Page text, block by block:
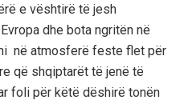
e vështirë të jesh
dhe bota ngritën në
në atmosferë feste flet për
që shqiptarët të jenë të
foli për këtë dëshirë tonën